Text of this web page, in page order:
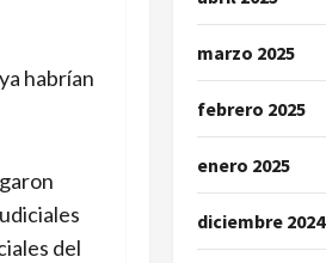
habrían
del
marzo 2025
febrero 2025
enero 2025
diciembre 2024